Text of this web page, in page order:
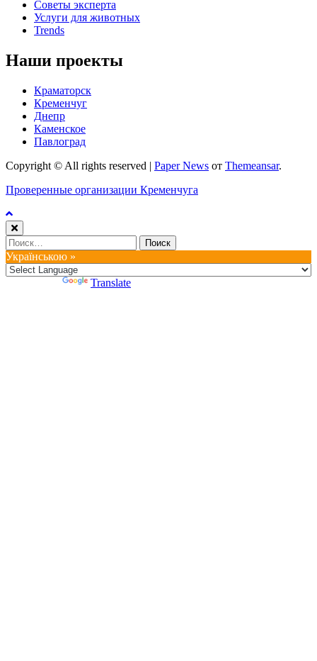
Советы эксперта
Услуги для животных
Trends
Наши проекты
Краматорск
Кременчуг
Днепр
Каменское
Павлоград
Copyright © All rights reserved | Paper News от Themeansar.
Проверенные организации Кременчуга
Найти:
Українською »
Translate